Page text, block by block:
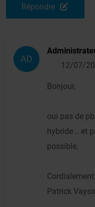
Répondre
AD
12/07/
Bonjour,
oui pas de
hybride .. et
possible,
Cordialement,
Patrick